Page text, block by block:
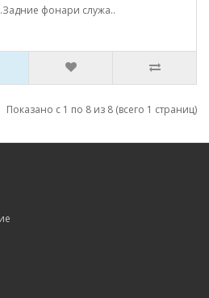
фонари служа..
Показано с 1 по 8 из 8 (всего 1 страниц)